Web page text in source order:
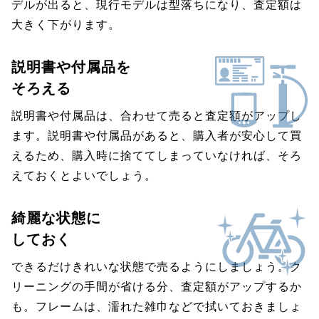
デルが出ると、現行モデルは型落ちになり、査定額は
大きく下がります。
説明書や付属品を
そろえる
説明書や付属品は、合わせて売ると査定額がアップし
ます。説明書や付属品があると、購入者が安心して買
えるため、購入時に捨ててしまっていなければ、そろ
えておくとよいでしょう。
綺麗な状態に
しておく
できるだけきれいな状態で売るようにしましょう。ク
リーニングの手間が省ける分、査定額がアップするか
も。フレームは、濡れた雑巾などで拭いておきましょ